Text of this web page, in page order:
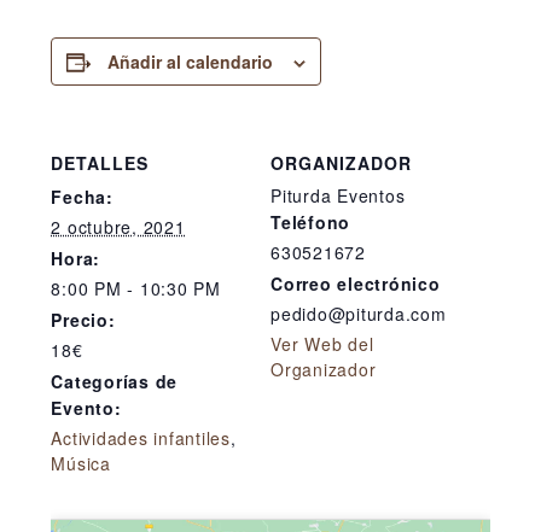
Añadir al calendario
DETALLES
Fecha:
2 octubre, 2021
Hora:
8:00 PM - 10:30 PM
Precio:
18€
Categorías de
Evento:
Actividades infantiles,
Música
ORGANIZADOR
Piturda Eventos
Teléfono
630521672
Correo electrónico
pedido@piturda.com
Ver Web del
Organizador